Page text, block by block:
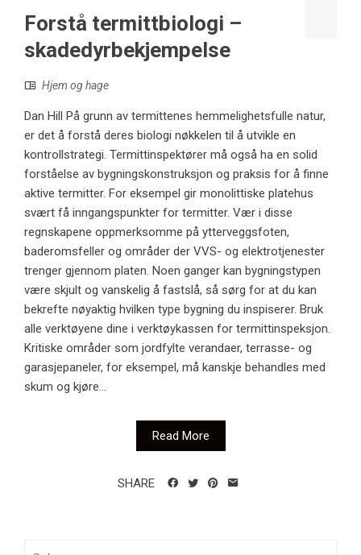
Forstå termittbiologi –
skadedyrbekjempelse
Hjem og hage
Dan Hill På grunn av termittenes hemmelighetsfulle natur,
er det å forstå deres biologi nøkkelen til å utvikle en
kontrollstrategi. Termittinspektører må også ha en solid
forståelse av bygningskonstruksjon og praksis for å finne
aktive termitter. For eksempel gir monolittiske platehus
svært få inngangspunkter for termitter. Vær i disse
regnskapene oppmerksomme på ytterveggsfoten,
baderomsfeller og områder der VVS- og elektrotjenester
trenger gjennom platen. Noen ganger kan bygningstypen
være skjult og vanskelig å fastslå, så sørg for at du kan
bekrefte nøyaktig hvilken type bygning du inspiserer. Bruk
alle verktøyene dine i verktøykassen for termittinspeksjon.
Kritiske områder som jordfylte verandaer, terrasse- og
garasjepaneler, for eksempel, må kanskje behandles med
skum og kjøre...
Read More
SHARE